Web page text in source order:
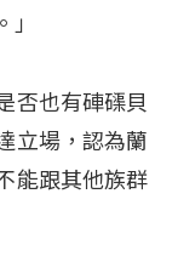
否也有硨磲貝
立場，認為蘭
能跟其他族群